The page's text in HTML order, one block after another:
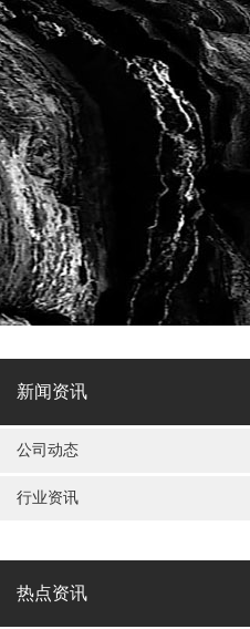
新闻资讯
公司动态
行业资讯
热点资讯